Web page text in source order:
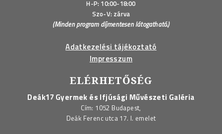
H-P: 10:00-18:00
Szo-V: zárva
(Minden program díjmentesen látogatható.)
Adatkezelési tájékoztató
Impresszum
ELÉRHETŐSÉG
Deák17 Gyermek és Ifjúsági Művészeti Galéria
Cím: 1052 Budapest,
Deák Ferenc utca 17. I. emelet